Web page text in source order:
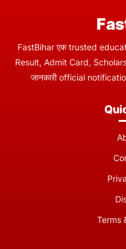
FastBihar एक trusted
Result, Admit Card,
जानकारी official
Terms